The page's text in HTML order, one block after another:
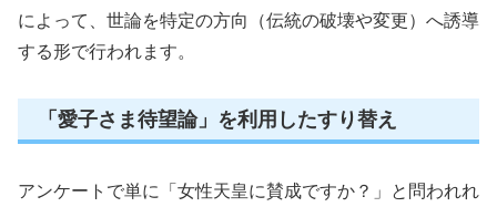
によって、世論を特定の方向（伝統の破壊や変更）へ誘導
する形で行われます。
「愛子さま待望論」を利用したすり替え
アンケートで単に「女性天皇に賛成ですか？」と問われれ